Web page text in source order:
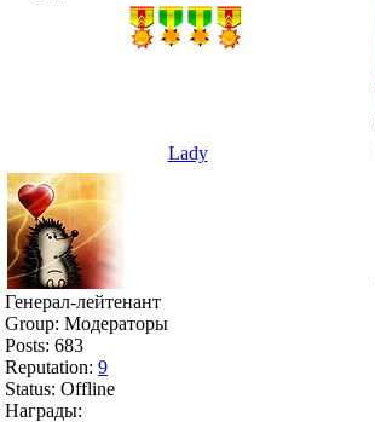
Lady
Генерал-лейтенант
Group: Модераторы
Posts: 683
Reputation: 9
Status: Offline
Награды: